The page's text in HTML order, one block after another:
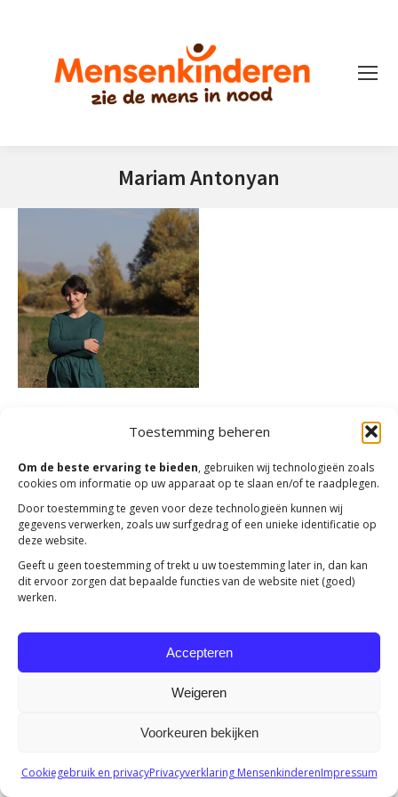
Toestemming beheren
Om de beste ervaring te bieden, gebruiken wij technologieën zoals
cookies om informatie op uw apparaat op te slaan en/of te raadplegen.
Door toestemming te geven voor deze technologieën kunnen wij
gegevens verwerken, zoals uw surfgedrag of een unieke identificatie op
deze website.
Geeft u geen toestemming of trekt u uw toestemming later in, dan kan
dit ervoor zorgen dat bepaalde functies van de website niet (goed)
werken.
Accepteren
Weigeren
Voorkeuren bekijken
Cookiegebruik en privacyPrivacyverklaring MensenkinderenImpressum
Mariam Antonyan